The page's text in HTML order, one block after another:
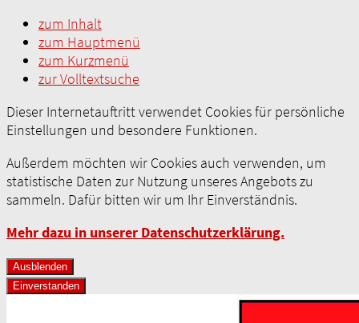
zum Inhalt
zum Hauptmenü
zum Kurzmenü
zur Volltextsuche
Dieser Internetauftritt verwendet Cookies für persönliche
Einstellungen und besondere Funktionen.
Außerdem möchten wir Cookies auch verwenden, um
statistische Daten zur Nutzung unseres Angebots zu
sammeln. Dafür bitten wir um Ihr Einverständnis.
Mehr dazu in unserer Datenschutzerklärung.
Ausblenden
Einverstanden